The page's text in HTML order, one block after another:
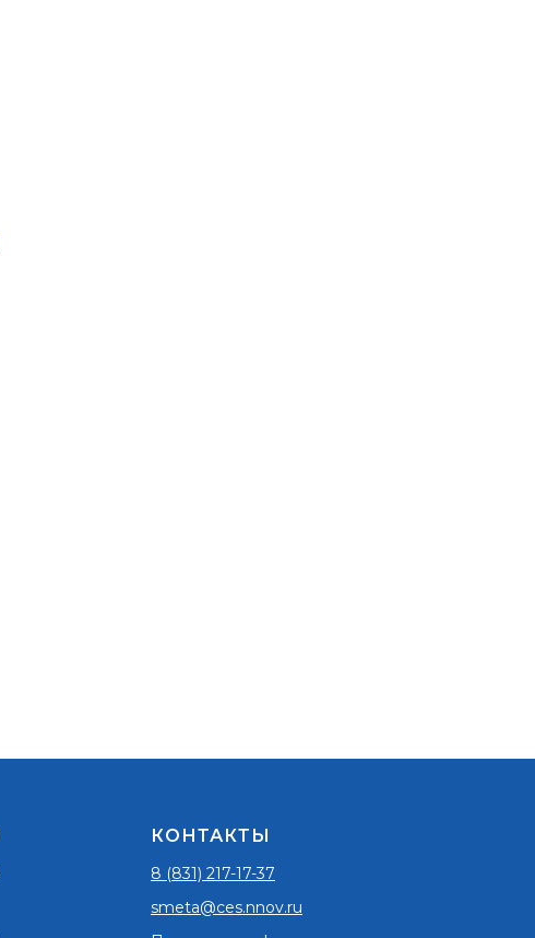
КОНТАКТЫ
8 (831) 217-17-37
smeta@ces.nnov.ru